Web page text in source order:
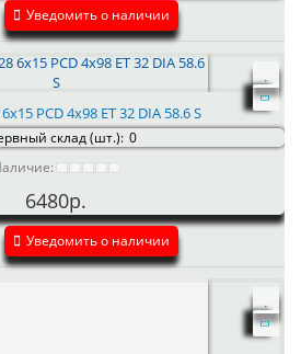
Уведомить о наличии
PCD 4x98 ET 32 DIA 58.6 S
склад (шт.): 0
6480р.
Уведомить о наличии